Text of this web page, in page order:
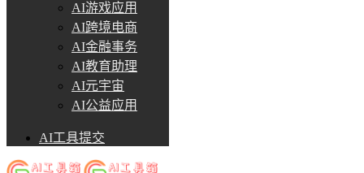
AI游戏应用
AI跨境电商
AI金融事务
AI教育助理
AI元宇宙
AI公益应用
AI工具提交